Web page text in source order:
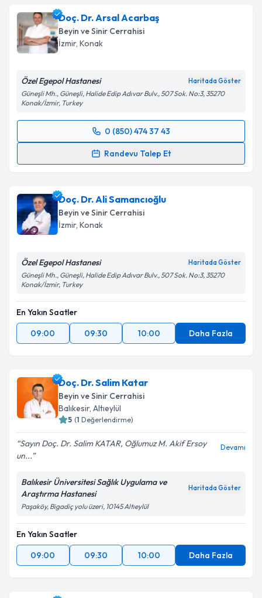
Doç. Dr. Arsal Acarbaş
Beyin ve Sinir Cerrahisi
İzmir, Konak
Özel Egepol Hastanesi Haritada Göster
Güneşli Mh., Güneşli, Halide Edip Adıvar Bulv., 507 Sok. No:3, 35270
Konak/İzmir, Turkey
0 (850) 474 37 43
Randevu Talep Et
Randevu Takvimi Talebi
takvim hazırlandığında e-posta ile bilgilendireceğiz.
E-posta Adresiniz
Kişisel verilerimin işlenmesine ilişkinAydınlatma
'ni okudum ve kişisel verilerimin belirtilen
kapsamda işlenmesini kabul ediyorum.
Takvim Talebini Gönder
Doç. Dr. Ali Samancıoğlu
Beyin ve Sinir Cerrahisi
İzmir, Konak
Özel Egepol Hastanesi Haritada Göster
Güneşli Mh., Güneşli, Halide Edip Adıvar Bulv., 507 Sok. No:3, 35270
Konak/İzmir, Turkey
En Yakın Saatler
09:00
09:30 10:00 Daha Fazla
Doç. Dr. Salim Katar
Beyin ve Sinir Cerrahisi
Balıkesir, Altıeylül
5 (1 Değerlendirme)
Sayın Doç. Dr. Salim KATAR, Oğlumuz M. Akif Ersoy
un...
Devamı
Balıkesir Üniversitesi Sağlık Uygulama ve
Araştırma Hastanesi
Haritada Göster
Paşaköy, Bigadiç yolu üzeri, 10145 Altıeylül
En Yakın Saatler
09:00
09:30 10:00 Daha Fazla